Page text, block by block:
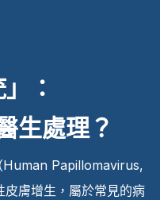
：
生處理？
Human Papillomavirus,
膚增生，屬於常見的病